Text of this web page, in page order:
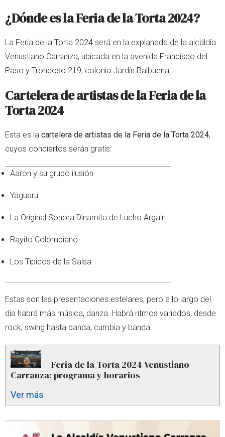
¿Dónde es la Feria de la Torta 2024?
La Feria de la Torta 2024 será en la explanada de la alcaldía
Venustiano Carranza, ubicada en la avenida Francisco del
Paso y Troncoso 219, colonia Jardín Balbuena.
Cartelera de artistas de la Feria de la
Torta 2024
Esta es la cartelera de artistas de la Feria de la Torta 2024,
cuyos conciertos serán gratis:
Aaron y su grupo ilusión
Yaguaru
La Original Sonora Dinamita de Lucho Argain
Rayito Colombiano
Los Típicos de la Salsa
Estas son las presentaciones estelares, pero a lo largo del
día habrá más música, danza. Habrá ritmos variados, desde
rock, swing hasta banda, cumbia y banda.
Feria de la Torta 2024 Venustiano
Carranza: programa y horarios
Ver más